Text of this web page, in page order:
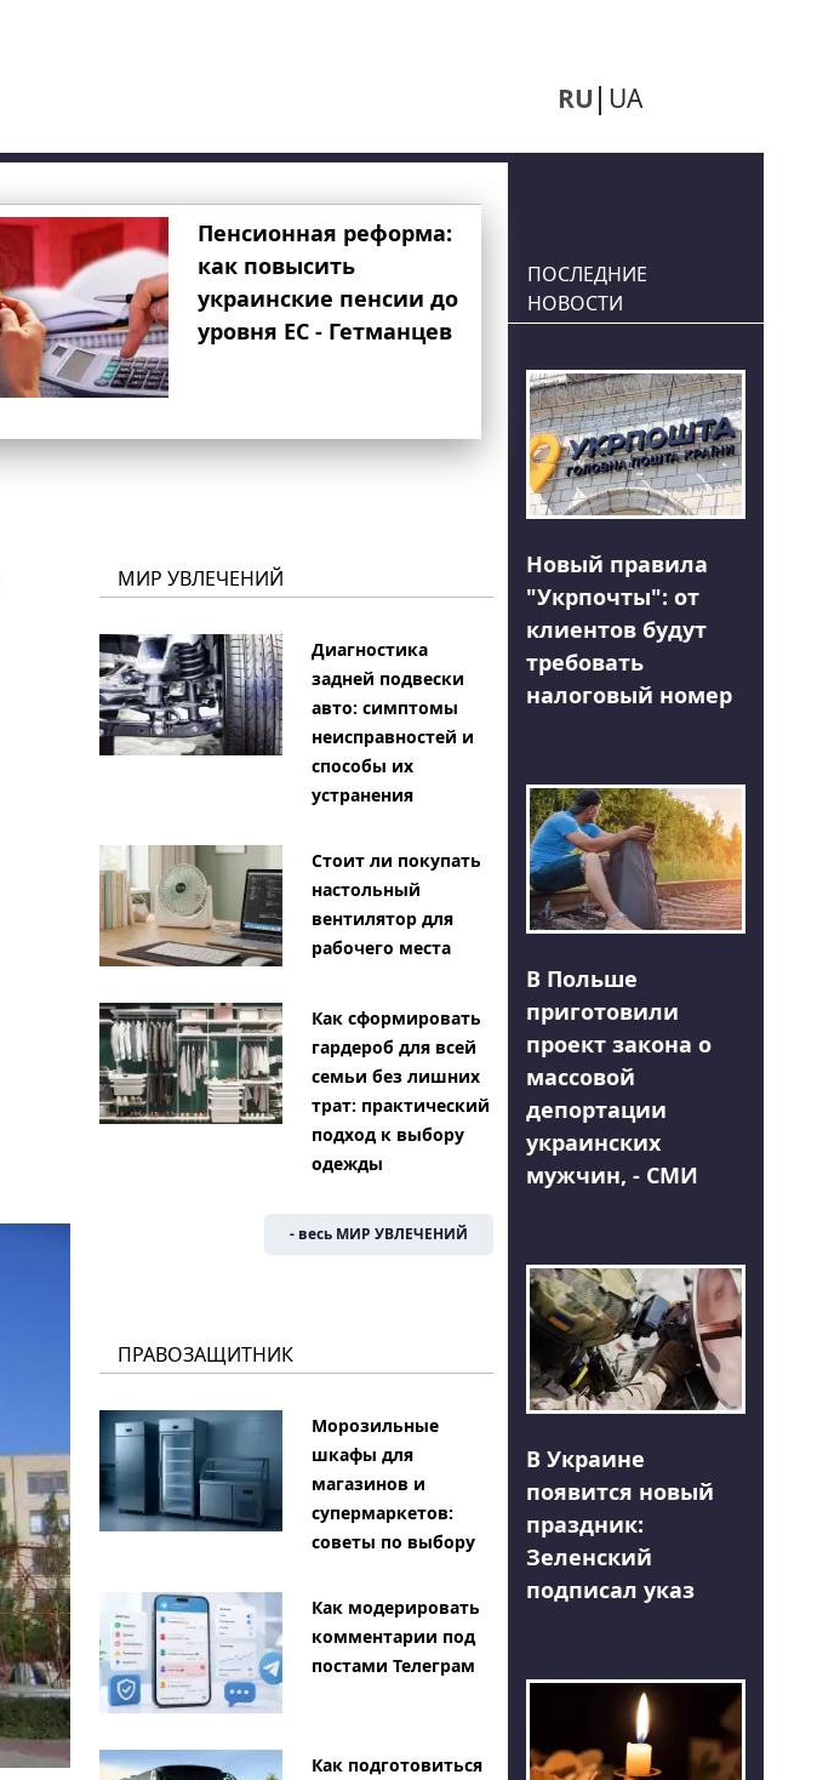
RU UA
Пенсионная реформа:
как повысить
украинские пенсии до
уровня ЕС - Гетманцев
МИР УВЛЕЧЕНИЙ
Диагностика
задней подвески
авто: симптомы
неисправностей и
способы их
устранения
Стоит ли покупать
настольный
вентилятор для
рабочего места
Как сформировать
гардероб для всей
семьи без лишних
трат: практический
подход к выбору
одежды
- весь МИР УВЛЕЧЕНИЙ
ПРАВОЗАЩИТНИК
Морозильные
шкафы для
магазинов и
супермаркетов:
советы по выбору
Как модерировать
комментарии под
постами Телеграм
Как подготовиться
ПОСЛЕДНИЕ
НОВОСТИ
Новый правила
"Укрпочты": от
клиентов будут
требовать
налоговый номер
В Польше
приготовили
проект закона о
массовой
депортации
украинских
мужчин, - СМИ
В Украине
появится новый
праздник:
Зеленский
подписал указ